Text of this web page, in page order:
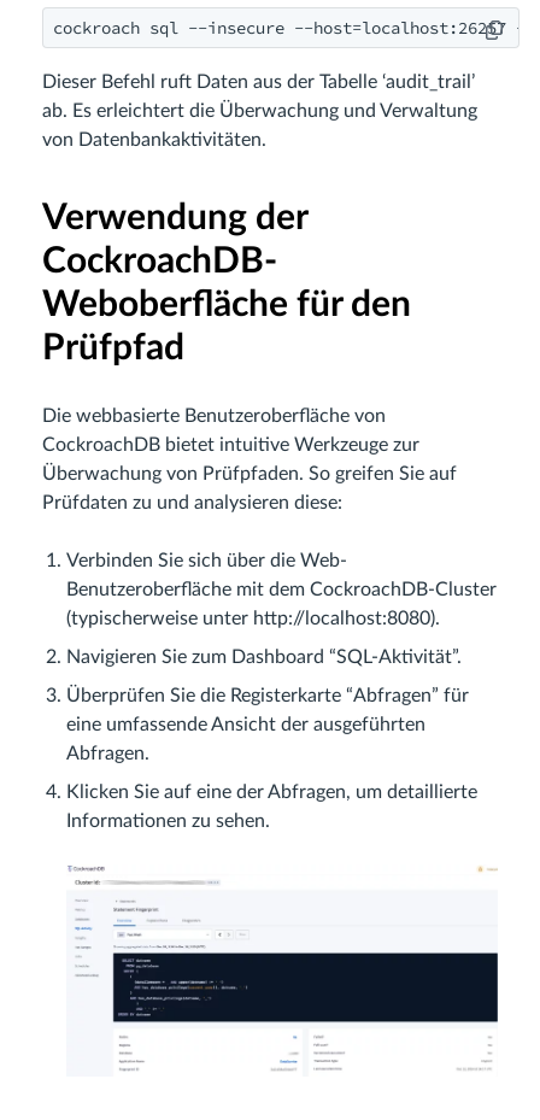
cockroach sql --insecure --host=localhost:26257 --
Dieser Befehl ruft Daten aus der Tabelle ‘audit_trail’
ab. Es erleichtert die Überwachung und Verwaltung
von Datenbankaktivitäten.
Verwendung der
CockroachDB-
Weboberfläche für den
Prüfpfad
Die webbasierte Benutzeroberfläche von
CockroachDB bietet intuitive Werkzeuge zur
Überwachung von Prüfpfaden. So greifen Sie auf
Prüfdaten zu und analysieren diese:
Verbinden Sie sich über die Web-
Benutzeroberfläche mit dem CockroachDB-Cluster
(typischerweise unter http://localhost:8080).
Navigieren Sie zum Dashboard “SQL-Aktivität”.
Überprüfen Sie die Registerkarte “Abfragen” für
eine umfassende Ansicht der ausgeführten
Abfragen.
Klicken Sie auf eine der Abfragen, um detaillierte
Informationen zu sehen.